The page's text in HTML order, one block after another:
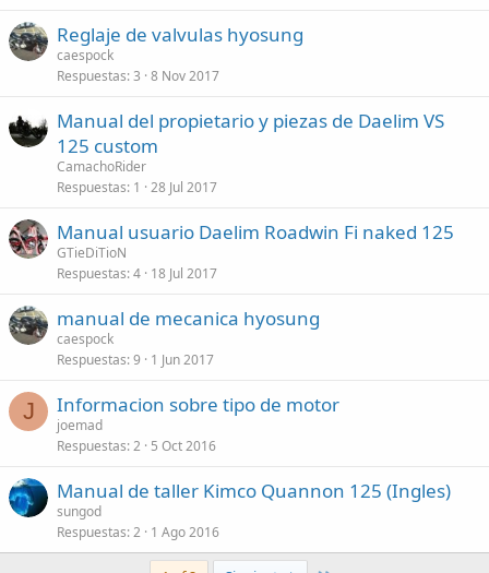
Reglaje de valvulas hyosung
caespock
Respuestas 3 8 Nov 2017
Manual del propietario y piezas de Daelim VS
125 custom
CamachoRider
Respuestas 1 28 Jul 2017
Manual usuario Daelim Roadwin Fi naked 125
GTieDiTioN
Respuestas 4 18 Jul 2017
manual de mecanica hyosung
caespock
Respuestas 9 1 Jun 2017
J Informacion sobre tipo de motor
joemad
Respuestas 2 5 Oct 2016
Manual de taller Kimco Quannon 125 (Ingles)
sungod
Respuestas 2 1 Ago 2016